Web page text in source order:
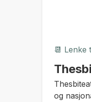
📆 Lenke
og